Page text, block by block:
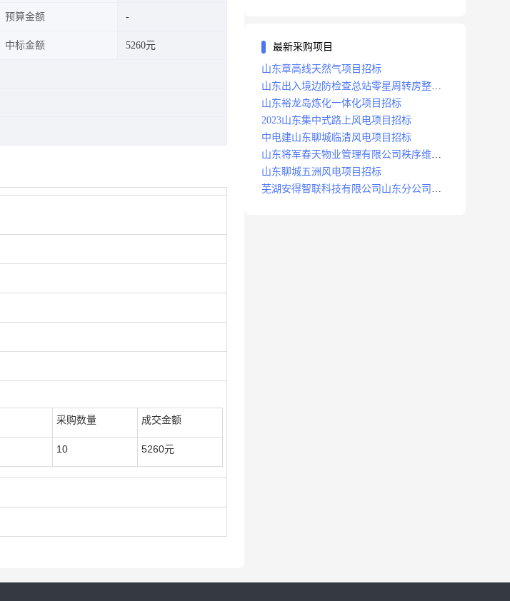
预算金额
中标金额 5260元
采购数量 成交金额
10 5260元
最新采购项目
山东章高线天然气项目招标
山东出入境边防检查总站零星周转房整修
项目招标中标
山东裕龙岛炼化一体化项目招标
2023山东集中式路上风电项目招标
中电建山东聊城临清风电项目招标
山东将军春天物业管理有限公司秩序维护
服务项目招标公告
山东聊城五洲风电项目招标
芜湖安得智联科技有限公司山东分公司济